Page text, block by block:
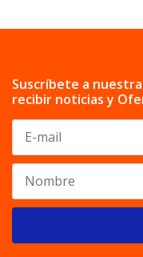
Suscríbete a
recibir noticias y